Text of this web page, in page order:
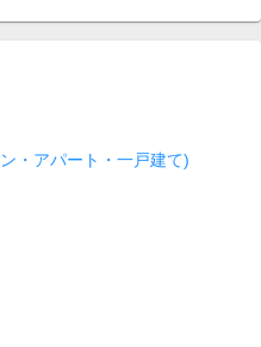
・アパート・一戸建て)